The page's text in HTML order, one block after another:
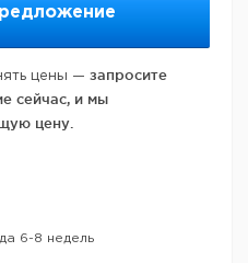
цены — запросите
сейчас, и мы
цену.
6-8 недель